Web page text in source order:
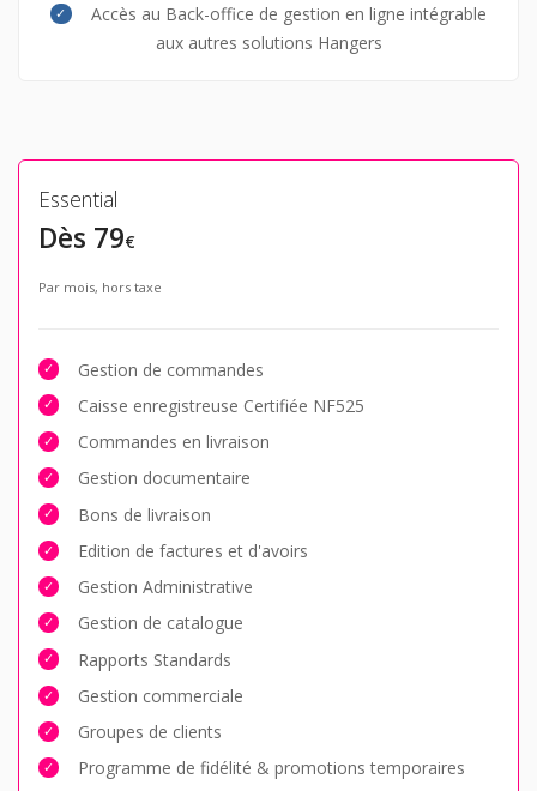
Accès au Back-office de gestion en ligne intégrable
aux autres solutions Hangers
Essential
Dès 79€
Par mois, hors taxe
Gestion de commandes
Caisse enregistreuse Certifiée NF525
Commandes en livraison
Gestion documentaire
Bons de livraison
Edition de factures et d'avoirs
Gestion Administrative
Gestion de catalogue
Rapports Standards
Gestion commerciale
Groupes de clients
Programme de fidélité & promotions temporaires